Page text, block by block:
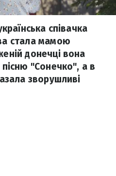
співачка
стала мамою
донечці вона
пісню "Сонечко", а в
зворушливі